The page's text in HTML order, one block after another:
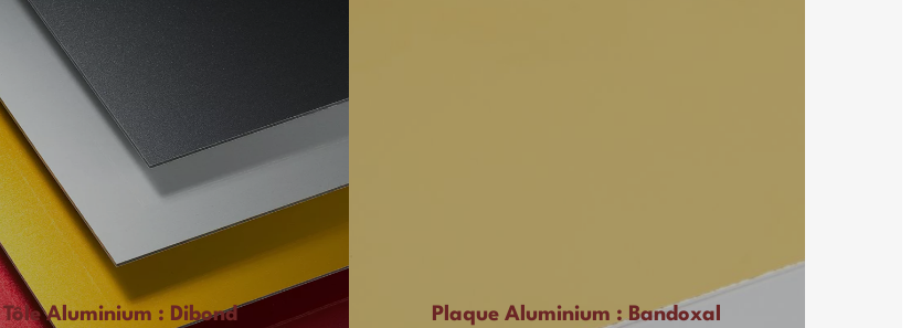
Tôle Aluminium : Dibond Plaque Aluminium : Bandoxal